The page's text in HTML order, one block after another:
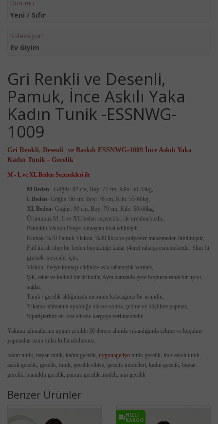
Durumu
Yeni / Sıfır
Koleksiyon
Ev Giyim
Gri Renkli ve Desenli,
Pamuk, İnce Askılı Yaka
Kadın Tunik -ESSNWG-
1009
Gri Renkli, Desenli ve Baskılı ESSNWG-1009 İnce Askılı Yaka
Kadın Tunik - Gecelik
M - L ve XL Beden Seçenekleri ile
M Beden - Göğüs: 82 cm, Boy: 77 cm, Kilo: 50-55kg,
L Beden- Göğüs: 86 cm, Boy: 78 cm, Kilo: 55-60kg,
XL Beden- Göğüs: 90 cm, Boy: 79 cm, Kilo: 60-66kg,
Ürünümüz M, L ve XL beden seçenekleri ile üretilmektedir,
Pamuklu Viskon Penye kumaştan imal edilmiştir,
Kumaşı %70 Pamuk Viskon, %30 likra ve polyester malzemeden üretilmiştir,
Full likralı olup bir beden büyüklüğe kadar (4cm) rahatça esnemektedir, Slim fit
giymek isteyenler için,
Viskon Penye kumaşı cildinize asla rahatsızlık vermez,
Şık, rahat ve kaliteli bir üründür, Aynı zamanda gece boyunca rahat bir uyku
sağlar,
Tunik / gecelik aldığınızda memnun kalacağınız bir üründür,
Yıkama talimatına uyulduğu sürece solma, çekme ve küçülme yapmaz,
Siparişleriniz en kısa sürede kargoya verilmektedir.
Yakıma talimatlarına uygun şekilde 30 derece altında yıkandığında çekme ve küçülme
yapmadan uzun yıllar kullanabilirsiniz,
kadın tunik, bayan tunik, kadın gecelik, uygunageliyo tunik gecelik, ince askılı tunik,
askılı gecelik, gecelik, tunik, gecelik elbise, gecelik modelleri, kadın gecelik, bayan
gecelik, pamuklu gecelik, pamuk gecelik modeli, sarı gecelik
Benzer Ürünler
HIZLI
KARGO